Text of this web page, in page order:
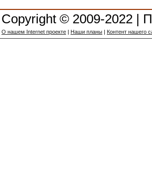
Copyright © 2009-2022 |
О нашем Internet проекте | Наши планы | Контент нашего